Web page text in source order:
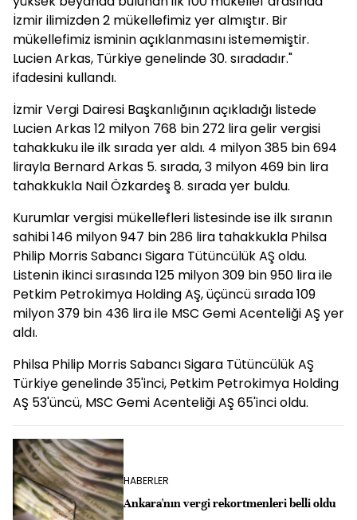
İzmir ilimizden 2 mükellefimiz yer almıştır. Bir
mükellefimiz isminin açıklanmasını istememiştir.
Lucien Arkas, Türkiye genelinde 30. sıradadır."
ifadesini kullandı.
İzmir Vergi Dairesi Başkanlığının açıkladığı listede
Lucien Arkas 12 milyon 768 bin 272 lira gelir vergisi
tahakkuku ile ilk sırada yer aldı. 4 milyon 385 bin 694
lirayla Bernard Arkas 5. sırada, 3 milyon 469 bin lira
tahakkukla Nail Özkardeş 8. sırada yer buldu.
Kurumlar vergisi mükellefleri listesinde ise ilk sıranın
sahibi 146 milyon 947 bin 286 lira tahakkukla Philsa
Philip Morris Sabancı Sigara Tütüncülük AŞ oldu.
Listenin ikinci sırasında 125 milyon 309 bin 950 lira ile
Petkim Petrokimya Holding AŞ, üçüncü sırada 109
milyon 379 bin 436 lira ile MSC Gemi Acenteliği AŞ yer
aldı.
Philsa Philip Morris Sabancı Sigara Tütüncülük AŞ
Türkiye genelinde 35'inci, Petkim Petrokimya Holding
AŞ 53'üncü, MSC Gemi Acenteliği AŞ 65'inci oldu.
HABERLER
Ankara'nın vergi rekortmenleri belli oldu